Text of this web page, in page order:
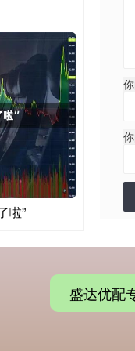
啦”
盛达优配